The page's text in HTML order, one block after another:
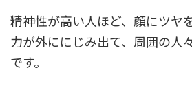
精神性が高い人ほど、顔にツヤ
力が外ににじみ出て、周囲の人
です。